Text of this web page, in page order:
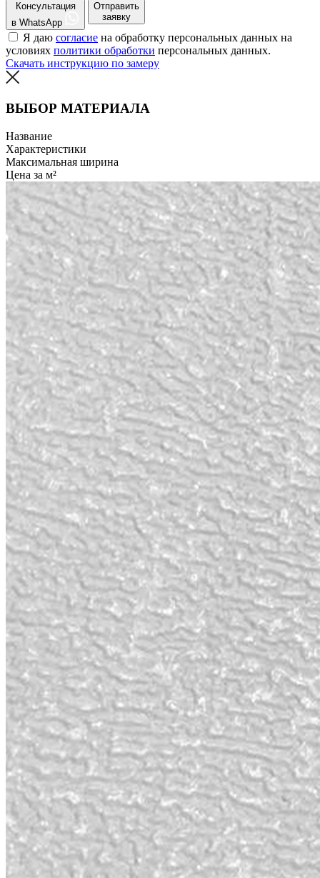
Консультация
в WhatsApp
Отправить
заявку
Я даю согласие на обработку персональных данных на
условиях политики обработки персональных данных.
Скачать инструкцию по замеру
ВЫБОР МАТЕРИАЛА
Название
Характеристики
Максимальная ширина
Цена за м²